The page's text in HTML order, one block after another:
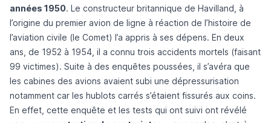
années 1950. Le constructeur britannique de Havilland, à
l’origine du premier avion de ligne à réaction de l’histoire de
l’aviation civile (le Comet) l’a appris à ses dépens. En deux
ans, de 1952 à 1954, il a connu trois accidents mortels (faisant
99 victimes). Suite à des enquêtes poussées, il s’avéra que
les cabines des avions avaient subi une dépressurisation
notamment car les hublots carrés s’étaient fissurés aux coins.
En effet, cette enquête et les tests qui ont suivi ont révélé